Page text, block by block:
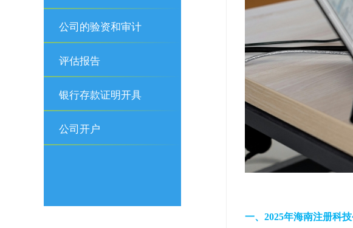
公司的验资和审计
评估报告
银行存款证明开具
公司开户
一、 2025年海南注册科